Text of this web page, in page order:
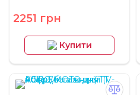
2251 грн
Купити